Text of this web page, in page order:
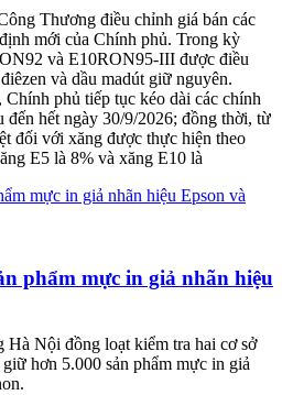
Thương điều chỉnh giá bán các
mới của Chính phủ. Trong kỳ
và E10RON95-III được điều
và dầu madút giữ nguyên.
phủ tiếp tục kéo dài các chính
đến hết ngày 30/9/2026; đồng thời, từ
đối với xăng được thực hiện theo
E5 là 8% và xăng E10 là
phẩm mực in giả nhãn hiệu
Nội đồng loạt kiểm tra hai cơ sở
hơn 5.000 sản phẩm mực in giả